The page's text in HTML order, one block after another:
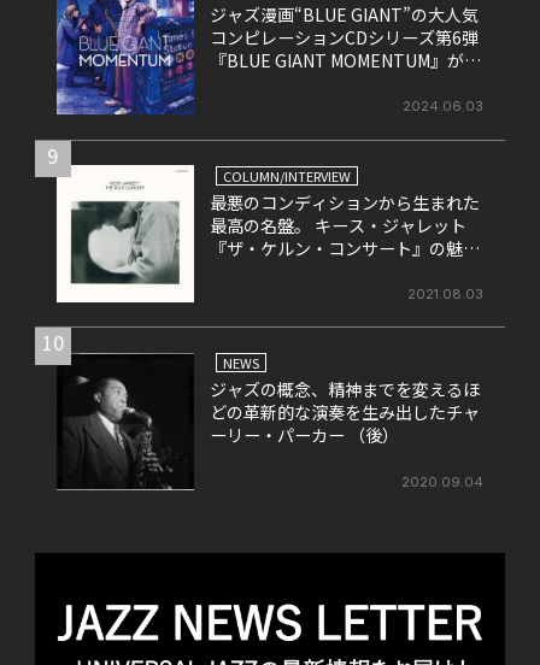
ジャズ漫画“BLUE GIANT”の大人気
コンピレーションCDシリーズ第6弾
『BLUE GIANT MOMENTUM』が6
2024.06.03
9
COLUMN/INTERVIEW
最悪のコンディションから生まれた
最高の名盤。 キース・ジャレット
『ザ・ケルン・コンサート』の魅力
2021.08.03
10
NEWS
ジャズの概念、精神までを変えるほ
どの革新的な演奏を生み出したチャ
ーリー・パーカー （後）
2020.09.04